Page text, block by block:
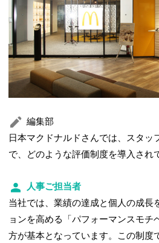
編集部
日本マクドナルドさんでは、スタッ
で、どのような評価制度を導入され
人事ご担当者
当社では、業績の達成と個人の成長
ョンを高める「パフォーマンスモチ
方が基本となっています。この制度